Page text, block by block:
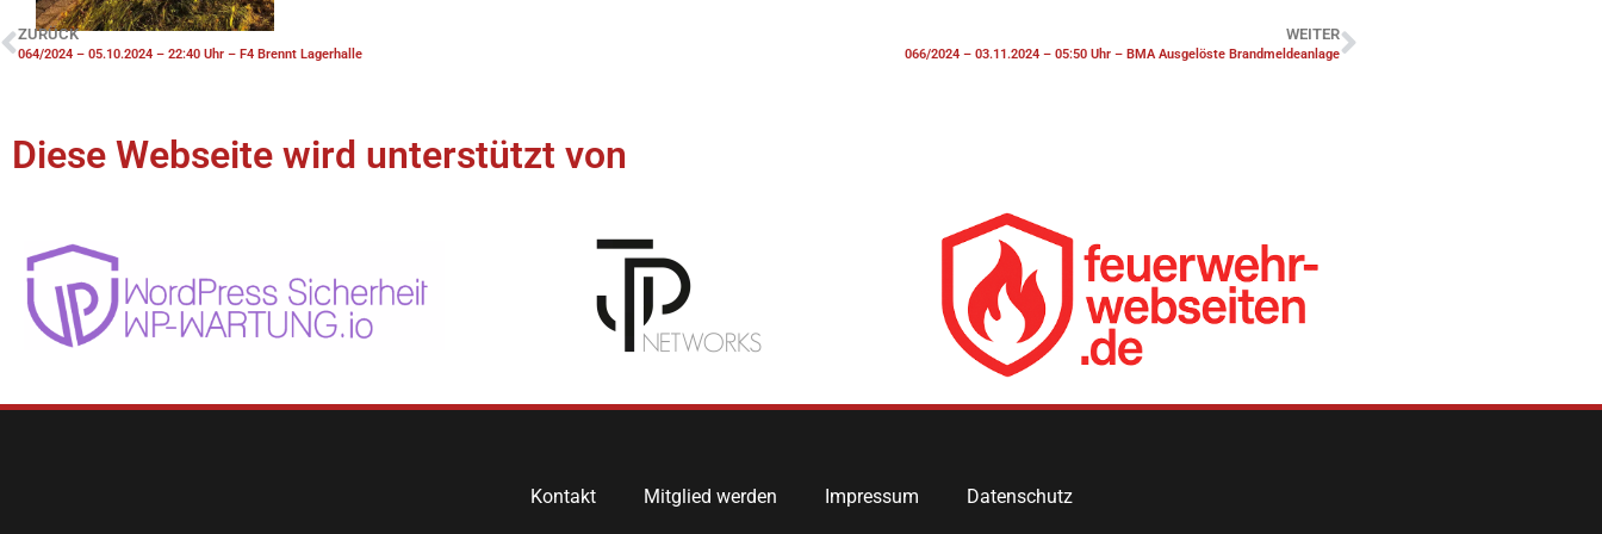
ZURÜCK
064/2024 – 05.10.2024 – 22:40 Uhr – F4 Brennt Lagerhalle
WEITER
066/2024 – 03.11.2024 – 05:50 Uhr – BMA Ausgelöste Brandmeldeanlage
Diese Webseite wird unterstützt von​
Kontakt Mitglied werden Impressum Datenschutz